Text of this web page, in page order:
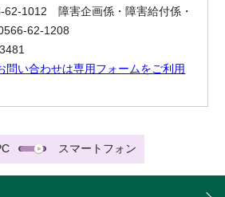
1012 障害企画係・障害給付係・
62-1208
問い合わせは専用フォームをご利用
スマートフォン